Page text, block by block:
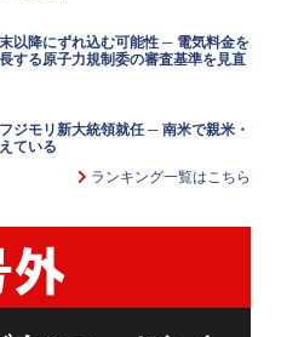
以降にずれ込む可能性 ─ 電気料金を
する原子力規制委の審査基準を見直
ジモリ新大統領就任 ─ 南米で親米・
ている
ランキング一覧はこちら